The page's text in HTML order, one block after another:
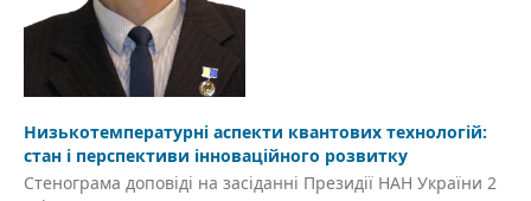
Низькотемпературні аспекти квантових технологій:
стан і перспективи інноваційного розвитку
Стенограма доповіді на засіданні Президії НАН України 2